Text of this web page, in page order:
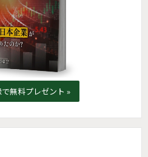
無料プレゼント »